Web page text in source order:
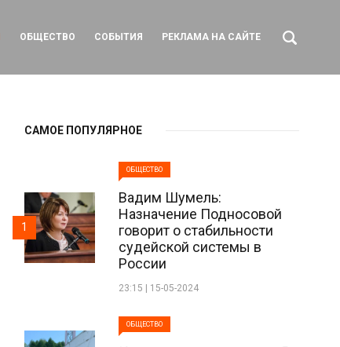
ОБЩЕСТВО СОБЫТИЯ РЕКЛАМА НА САЙТЕ
САМОЕ ПОПУЛЯРНОЕ
ОБЩЕСТВО
Вадим Шумель:
Назначение Подносовой
говорит о стабильности
судейской системы в
России
23:15 | 15-05-2024
1
ОБЩЕСТВО